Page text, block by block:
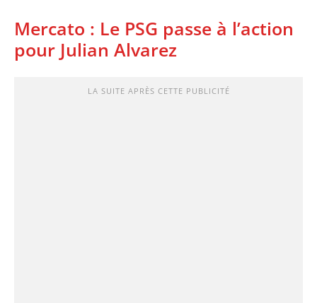
Mercato : Le PSG passe à l’action
pour Julian Alvarez
LA SUITE APRÈS CETTE PUBLICITÉ